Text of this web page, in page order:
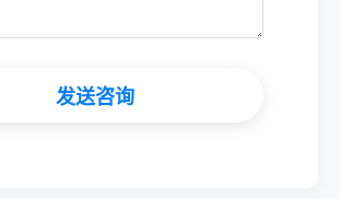
发送咨询